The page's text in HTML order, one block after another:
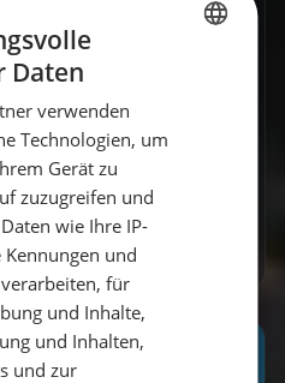
unvergessliches
vorbereitet ist. Eine
Segeln mit Kindern
Daten
verwenden
Technologien, um
Gerät zu
zuzugreifen und
wie Ihre IP-
und
für
und Inhalte,
und Inhalten,
und zur